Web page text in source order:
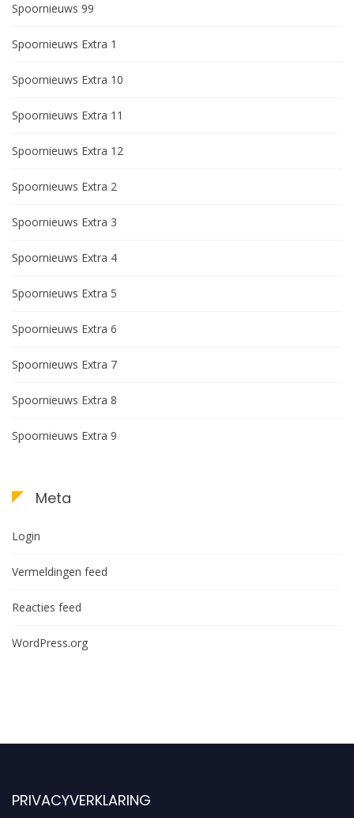
Spoornieuws 99
Spoornieuws Extra 1
Spoornieuws Extra 10
Spoornieuws Extra 11
Spoornieuws Extra 12
Spoornieuws Extra 2
Spoornieuws Extra 3
Spoornieuws Extra 4
Spoornieuws Extra 5
Spoornieuws Extra 6
Spoornieuws Extra 7
Spoornieuws Extra 8
Spoornieuws Extra 9
Meta
Login
Vermeldingen feed
Reacties feed
WordPress.org
PRIVACYVERKLARING